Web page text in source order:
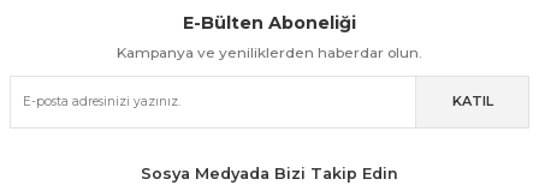
Kolay İade & Değişim Güvenli Alışveriş
Güvenli Paketleme Taksit / Havale İle Alışveriş Kolay İade & Değişim
E-Bülten Aboneliği
Kampanya ve yeniliklerden haberdar olun.
KATIL
Sosya Medyada Bizi Takip Edin